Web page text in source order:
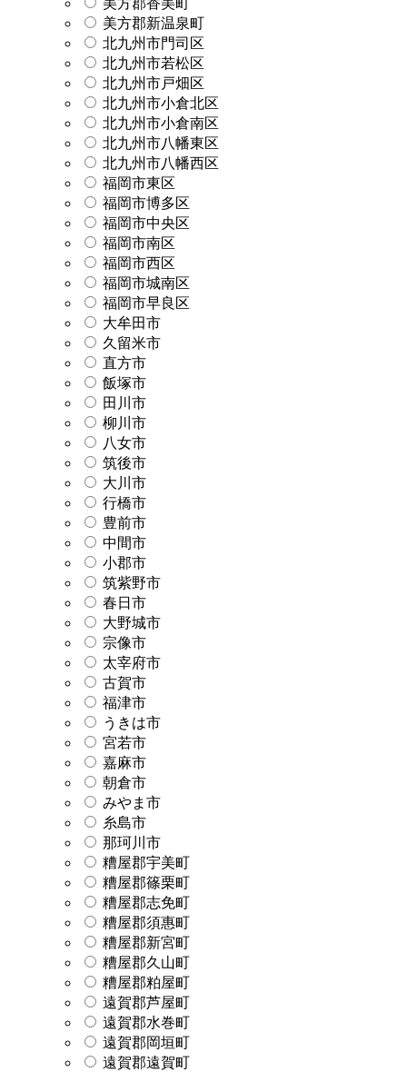
美方郡新温泉町
北九州市門司区
北九州市若松区
北九州市戸畑区
北九州市小倉北区
北九州市小倉南区
北九州市八幡東区
北九州市八幡西区
福岡市東区
福岡市博多区
福岡市中央区
福岡市南区
福岡市西区
福岡市城南区
福岡市早良区
大牟田市
久留米市
直方市
飯塚市
田川市
柳川市
八女市
筑後市
大川市
行橋市
豊前市
中間市
小郡市
筑紫野市
春日市
大野城市
宗像市
太宰府市
古賀市
福津市
うきは市
宮若市
嘉麻市
朝倉市
みやま市
糸島市
那珂川市
糟屋郡宇美町
糟屋郡篠栗町
糟屋郡志免町
糟屋郡須惠町
糟屋郡新宮町
糟屋郡久山町
糟屋郡粕屋町
遠賀郡芦屋町
遠賀郡水巻町
遠賀郡岡垣町
遠賀郡遠賀町